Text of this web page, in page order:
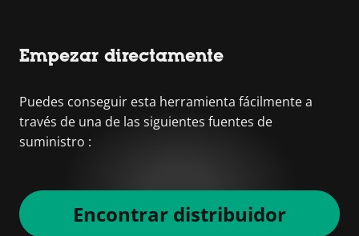
Empezar directamente
Puedes conseguir esta herramienta fácilmente a
través de una de las siguientes fuentes de
suministro :
Encontrar distribuidor